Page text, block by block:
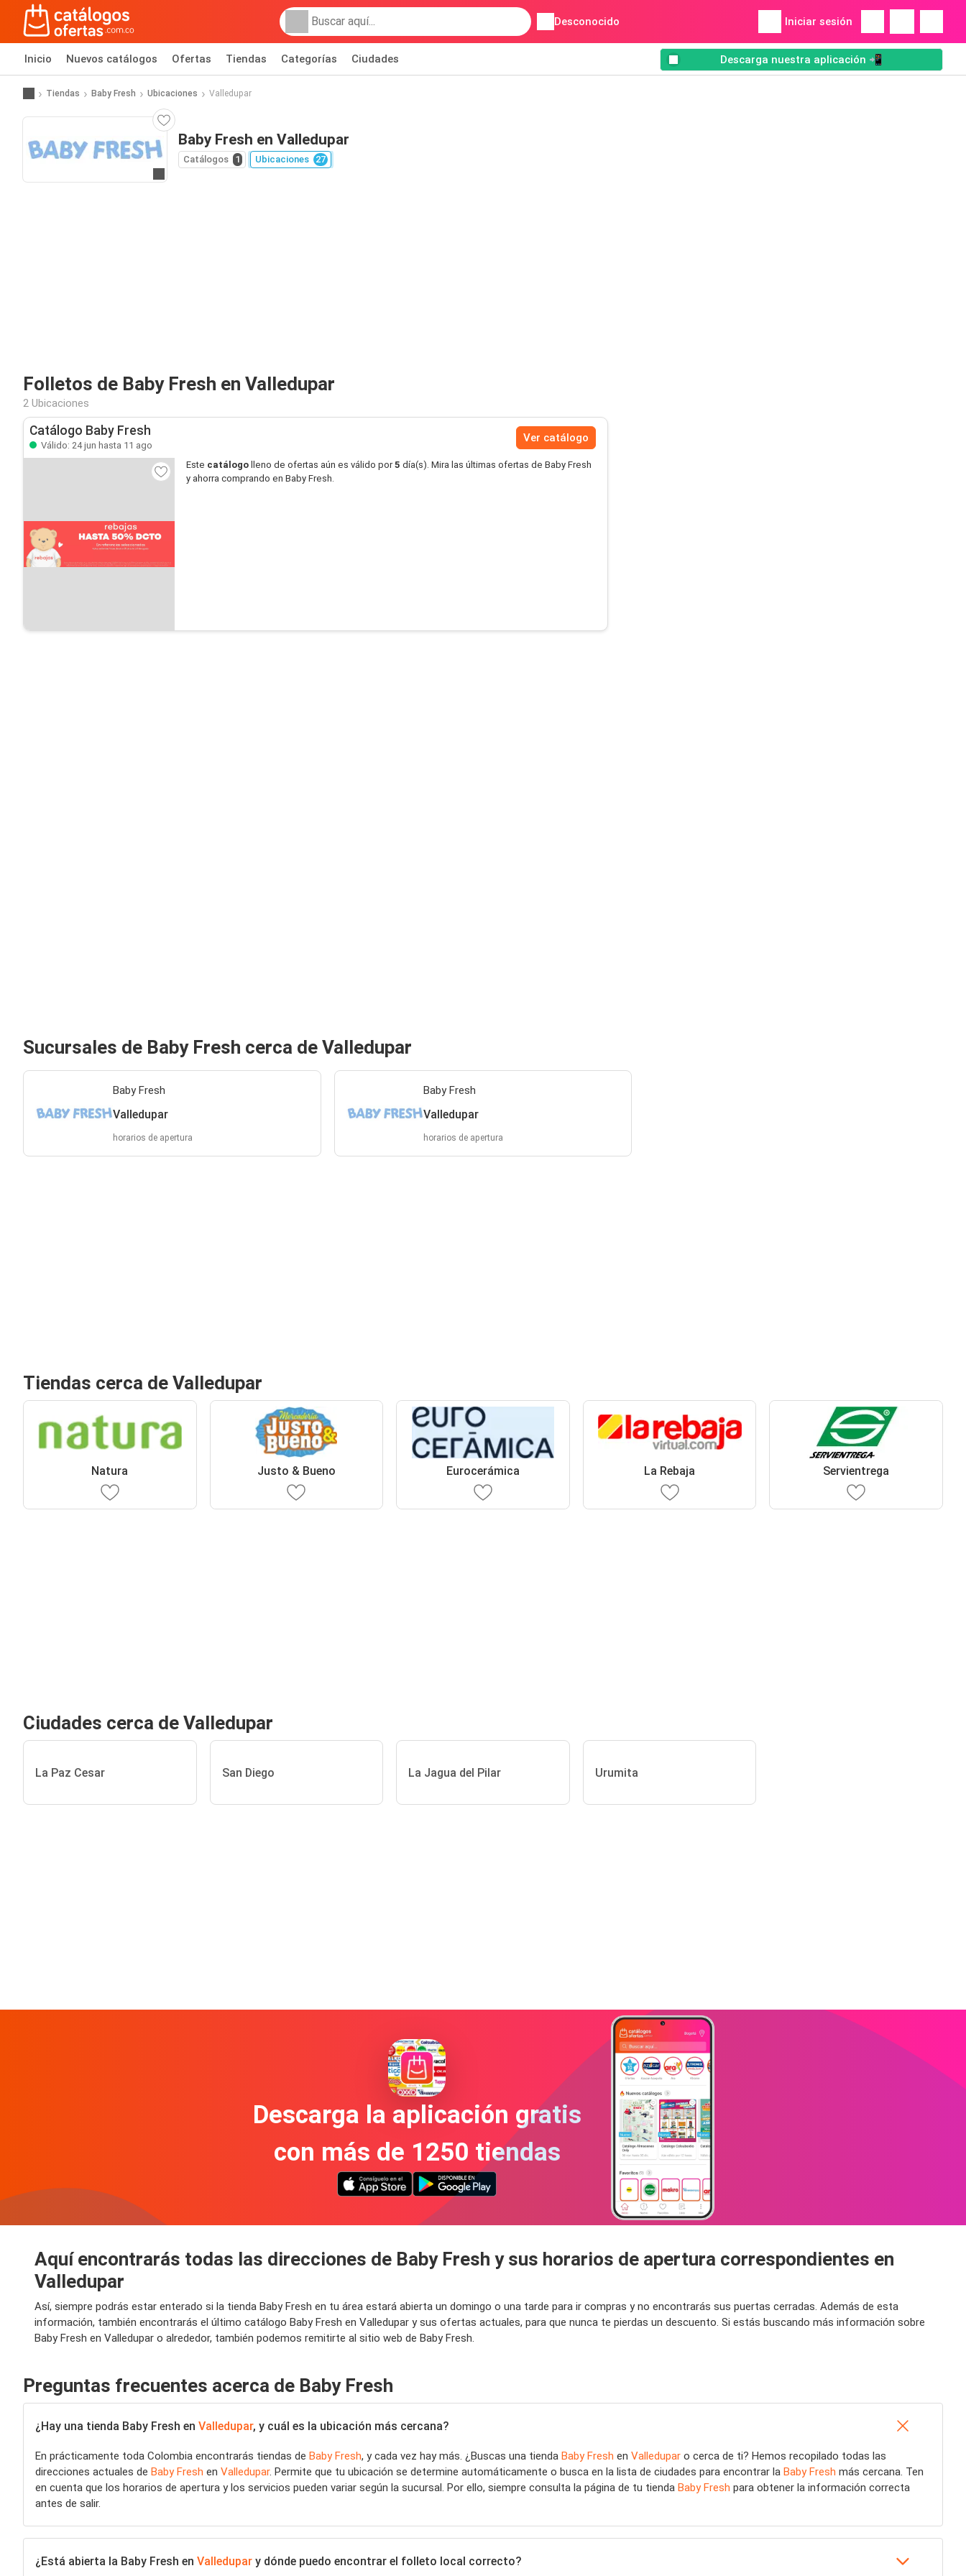
Desconocido Iniciar sesión
Inicio Nuevos catálogos Ofertas Tiendas Categorías Ciudades Descarga nuestra aplicación 📲
Tiendas Baby Fresh Ubicaciones Valledupar
Baby Fresh en Valledupar
Catálogos 1 Ubicaciones 27
Folletos de Baby Fresh en Valledupar
2 Ubicaciones
Catálogo Baby Fresh
Válido: 24 jun hasta 11 ago
Ver catálogo
Este catálogo lleno de ofertas aún es válido por5 día(s). Mira las últimas ofertas de Baby Fresh
y ahorra comprando en Baby Fresh.
Sucursales de Baby Fresh cerca de Valledupar
Baby Fresh
Valledupar
horarios de apertura
Baby Fresh
Valledupar
horarios de apertura
Tiendas cerca de Valledupar
Natura Justo & Bueno Eurocerámica La Rebaja Servientrega
Ciudades cerca de Valledupar
La Paz Cesar San Diego La Jagua del Pilar Urumita
Descarga la aplicación gratis
con más de 1250 tiendas
Aquí encontrarás todas las direcciones de Baby Fresh y sus horarios de apertura correspondientes en
Valledupar
Así, siempre podrás estar enterado si la tienda Baby Fresh en tu área estará abierta un domingo o una tarde para ir compras y no encontrarás sus puertas cerradas. Además de esta
información, también encontrarás el último catálogo Baby Fresh en Valledupar y sus ofertas actuales, para que nunca te pierdas un descuento. Si estás buscando más información sobre
Baby Fresh en Valledupar o alrededor, también podemos remitirte al sitio web de Baby Fresh.
Preguntas frecuentes acerca de Baby Fresh
¿Hay una tienda Baby Fresh en Valledupar, y cuál es la ubicación más cercana?
En prácticamente toda Colombia encontrarás tiendas de Baby Fresh, y cada vez hay más. ¿Buscas una tienda Baby Fresh en Valledupar o cerca de ti? Hemos recopilado todas las
direcciones actuales de Baby Fresh en Valledupar. Permite que tu ubicación se determine automáticamente o busca en la lista de ciudades para encontrar la Baby Fresh más cercana. Ten
en cuenta que los horarios de apertura y los servicios pueden variar según la sucursal. Por ello, siempre consulta la página de tu tienda Baby Fresh para obtener la información correcta
antes de salir.
¿Está abierta la Baby Fresh en Valledupar y dónde puedo encontrar el folleto local correcto?